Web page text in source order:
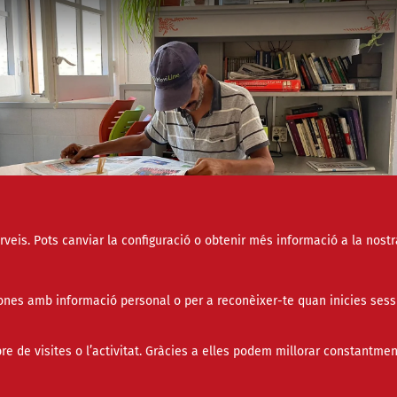
Pots canviar la configuració o obtenir més informació a la
amb informació personal o per a reconèixer-te quan inicies
de visites o l’activitat. Gràcies a elles podem millorar
obrir l'espai tot l'estiu a les hores de més calor.